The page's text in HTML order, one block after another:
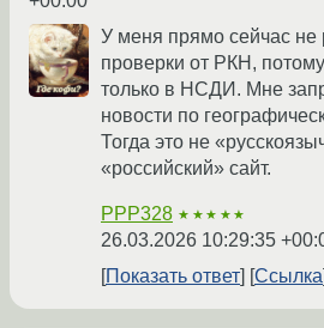
У меня прямо сейчас не
проверки от РКН,
только в НСДИ. Мне
новости по
Тогда это не
«российский» сайт.
PPP328 ★★★★★
26.03.2026 10:29:35
Показать ответ
Ссылка